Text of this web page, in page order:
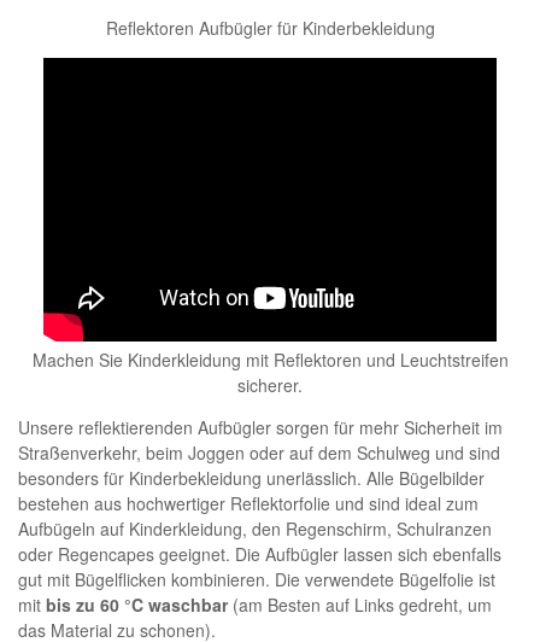
Reflektoren Aufbügler für Kinderbekleidung
Machen Sie Kinderkleidung mit Reflektoren und Leuchtstreifen
sicherer.
Unsere reflektierenden Aufbügler sorgen für mehr Sicherheit im
Straßenverkehr, beim Joggen oder auf dem Schulweg und sind
besonders für Kinderbekleidung unerlässlich. Alle Bügelbilder
bestehen aus hochwertiger Reflektorfolie und sind ideal zum
Aufbügeln auf Kinderkleidung, den Regenschirm, Schulranzen
oder Regencapes geeignet. Die Aufbügler lassen sich ebenfalls
gut mit Bügelflicken kombinieren. Die verwendete Bügelfolie ist
mit bis zu 60 °C waschbar(am Besten auf Links gedreht, um
das Material zu schonen).